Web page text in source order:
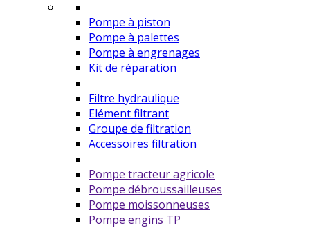
Pompe à piston
Pompe à palettes
Pompe à engrenages
Kit de réparation
Filtre hydraulique
Elément filtrant
Groupe de filtration
Accessoires filtration
Pompe tracteur agricole
Pompe débroussailleuses
Pompe moissonneuses
Pompe engins TP